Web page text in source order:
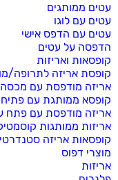
עטים ממותגים
עטים עם לוגו
עטים עם הדפס אישי
הדפסה על עטים
קופסאות ואריזות
קופסת אריזה לתרופה/
אריזה מודפסת עם
קופסא ממותגת עם
אריזה מודפסת עם פתח
אריזות ממותגות
קופסאות אריזה
מוצרי דפוס
אריזות